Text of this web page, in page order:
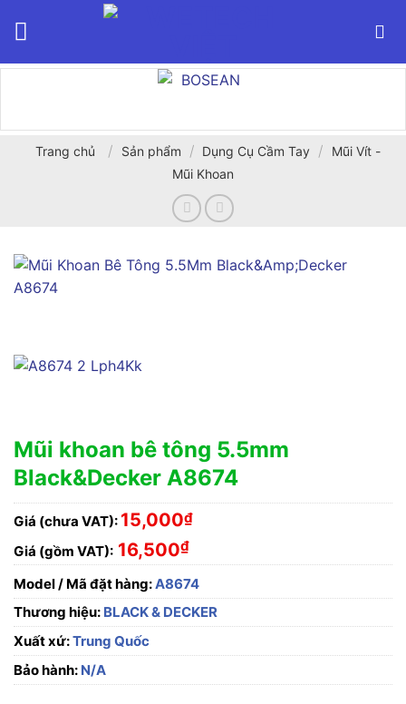
Trang chủ / Sản phẩm / Dụng Cụ Cầm Tay /
Mũi Vít -
Mũi Khoan
Mũi khoan bê tông 5.5mm
Black&Decker A8674
Giá (chưa VAT): 15,000₫
Giá (gồm VAT): 16,500₫
Model / Mã đặt hàng:A8674
Thương hiệu: BLACK & DECKER
Xuất xứ:Trung Quốc
Bảo hành: N/A